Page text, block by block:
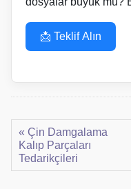
📩 Teklif Alın
« Çin Damgalama
Kalıp Parçaları
Tedarikçileri